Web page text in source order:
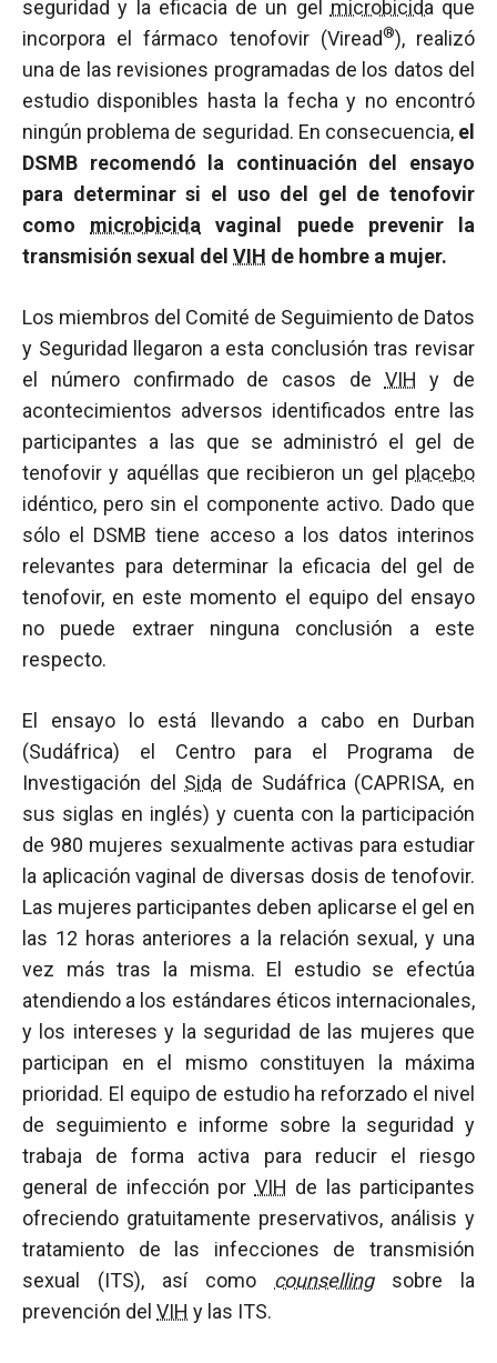
seguridad y la eficacia de un gel microbicida que
incorpora el fármaco tenofovir (Viread®), realizó
una de las revisiones programadas de los datos del
estudio disponibles hasta la fecha y no encontró
ningún problema de seguridad. En consecuencia,el
DSMB recomendó la continuación del ensayo
para determinar si el uso del gel de tenofovir
como microbicida vaginal puede prevenir la
transmisión sexual del VIH de hombre a mujer.
Los miembros del Comité de Seguimiento de Datos
y Seguridad llegaron a esta conclusión tras revisar
el número confirmado de casos de VIH y de
acontecimientos adversos identificados entre las
participantes a las que se administró el gel de
tenofovir y aquéllas que recibieron un gel placebo
idéntico, pero sin el componente activo. Dado que
sólo el DSMB tiene acceso a los datos interinos
relevantes para determinar la eficacia del gel de
tenofovir, en este momento el equipo del ensayo
no puede extraer ninguna conclusión a este
respecto.
El ensayo lo está llevando a cabo en Durban
(Sudáfrica) el Centro para el Programa de
Investigación del Sida de Sudáfrica (CAPRISA, en
sus siglas en inglés) y cuenta con la participación
de 980 mujeres sexualmente activas para estudiar
la aplicación vaginal de diversas dosis de tenofovir.
Las mujeres participantes deben aplicarse el gel en
las 12 horas anteriores a la relación sexual, y una
vez más tras la misma. El estudio se efectúa
atendiendo a los estándares éticos internacionales,
y los intereses y la seguridad de las mujeres que
participan en el mismo constituyen la máxima
prioridad. El equipo de estudio ha reforzado el nivel
de seguimiento e informe sobre la seguridad y
trabaja de forma activa para reducir el riesgo
general de infección por VIH de las participantes
ofreciendo gratuitamente preservativos, análisis y
tratamiento de las infecciones de transmisión
sexual (ITS), así como counsellingsobre la
prevención del VIH y las ITS.